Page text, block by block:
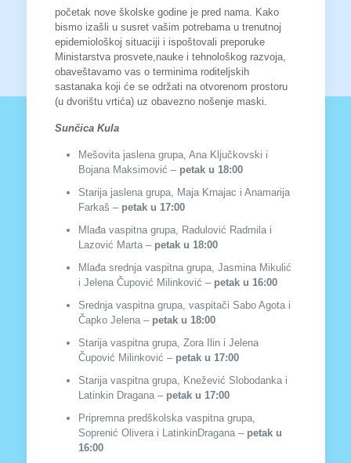
početak nove školske godine je pred nama. Kako
bismo izašli u susret vašim potrebama u trenutnoj
epidemiološkoj situaciji i ispoštovali preporuke
Ministarstva prosvete,nauke i tehnološkog razvoja,
obaveštavamo vas o terminima roditeljskih
sastanaka koji će se održati na otvorenom prostoru
(u dvorištu vrtića) uz obavezno nošenje maski.
Sunčica Kula
Mešovita jaslena grupa, Ana Ključkovski i
Bojana Maksimović – petak u 18:00
Starija jaslena grupa, Maja Krnajac i Anamarija
Farkaš – petaku 17:00
Mlađa vaspitna grupa, Radulović Radmila i
Lazović Marta – petaku 18:00
Mlađa srednja vaspitna grupa, Jasmina Mikulić
i Jelena Čupović Milinković – petak u 16:00
Srednja vaspitna grupa, vaspitači Sabo Agota i
Čapko Jelena – petaku 18:00
Starija vaspitna grupa, Zora Ilin i Jelena
Čupović Milinković – petaku 17:00
Starija vaspitna grupa, Knežević Slobodanka i
Latinkin Dragana – petaku 17:00
Pripremna predškolska vaspitna grupa,
Soprenić Olivera i LatinkinDragana – petaku
16:00